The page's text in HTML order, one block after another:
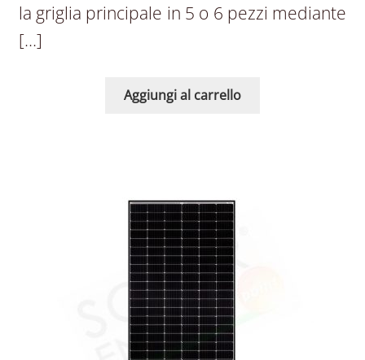
la griglia principale in 5 o 6 pezzi mediante
[…]
Aggiungi al carrello